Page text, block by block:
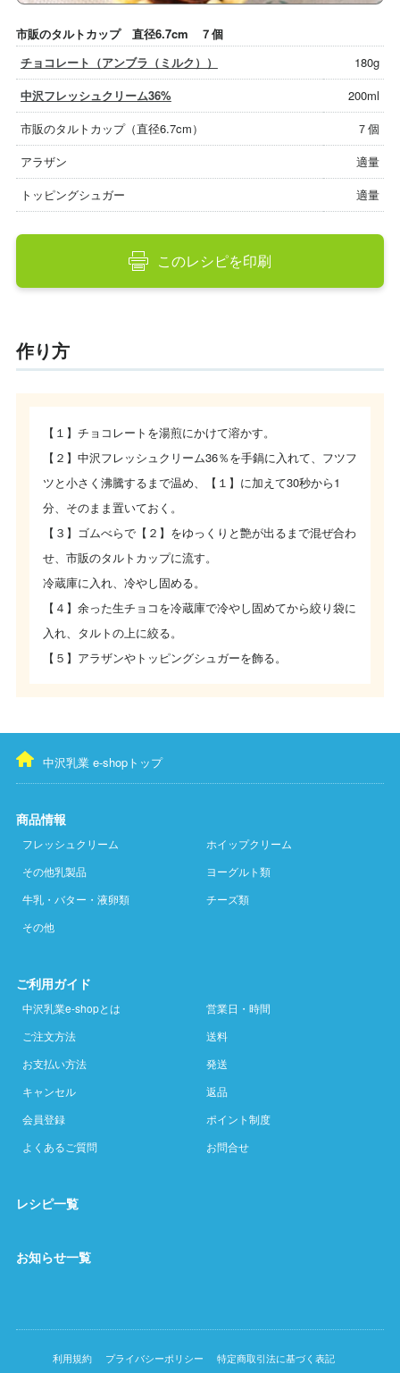
市販のタルトカップ 直径6.7cm ７個
チョコレート（アンブラ（ミルク））
180g
中沢フレッシュクリーム36%
200ml
市販のタルトカップ（直径6.7cm）
７個
アラザン
適量
トッピングシュガー
適量
このレシピを印刷
作り方
【１】チョコレートを湯煎にかけて溶かす。
【２】中沢フレッシュクリーム36％を手鍋に入れて、フツフ
ツと小さく沸騰するまで温め、【１】に加えて30秒から1
分、そのまま置いておく。
【３】ゴムべらで【２】をゆっくりと艶が出るまで混ぜ合わ
せ、市販のタルトカップに流す。
冷蔵庫に入れ、冷やし固める。
【４】余った生チョコを冷蔵庫で冷やし固めてから絞り袋に
入れ、タルトの上に絞る。
【５】アラザンやトッピングシュガーを飾る。
中沢乳業 e-shopトップ
商品情報
フレッシュクリーム
ホイップクリーム
その他乳製品
ヨーグルト類
牛乳・バター・液卵類
チーズ類
その他
ご利用ガイド
中沢乳業e-shopとは
営業日・時間
ご注文方法
送料
お支払い方法
発送
キャンセル
返品
会員登録
ポイント制度
よくあるご質問
お問合せ
レシピ一覧
お知らせ一覧
利用規約 プライバシーポリシー 特定商取引法に基づく表記